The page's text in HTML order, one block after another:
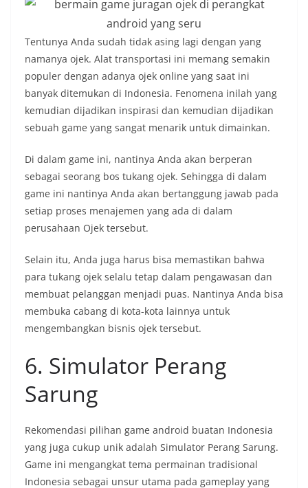
Tentunya Anda sudah tidak asing lagi dengan yang
namanya ojek. Alat transportasi ini memang semakin
populer dengan adanya ojek online yang saat ini
banyak ditemukan di Indonesia. Fenomena inilah yang
kemudian dijadikan inspirasi dan kemudian dijadikan
sebuah game yang sangat menarik untuk dimainkan.
Di dalam game ini, nantinya Anda akan berperan
sebagai seorang bos tukang ojek. Sehingga di dalam
game ini nantinya Anda akan bertanggung jawab pada
setiap proses menajemen yang ada di dalam
perusahaan Ojek tersebut.
Selain itu, Anda juga harus bisa memastikan bahwa
para tukang ojek selalu tetap dalam pengawasan dan
membuat pelanggan menjadi puas. Nantinya Anda bisa
membuka cabang di kota-kota lainnya untuk
mengembangkan bisnis ojek tersebut.
6. Simulator Perang
Sarung
Rekomendasi pilihan game android buatan Indonesia
yang juga cukup unik adalah Simulator Perang Sarung.
Game ini mengangkat tema permainan tradisional
Indonesia sebagai unsur utama pada gameplay yang